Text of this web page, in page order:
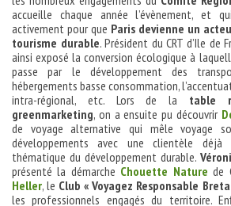
accueille chaque année l’évènement, et
activement pour que Paris devienne un
tourisme durable. Président du CRT d’Ile de
ainsi exposé la conversion écologique à
passe par le développement des
hébergements basse consommation,
intra-régional, etc. Lors de la table
greenmarketing, on a ensuite pu découvrir
de voyage alternative qui mêle voyage
développements avec une clientèle
thématique du développement durable.
présenté la démarche Chouette Nature de
Heller, le Club « Voyagez Responsable
les professionnels engagés du territoire.